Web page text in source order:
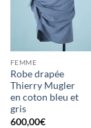
FEMME
Robe drapée
Thierry Mugler
en coton bleu et
gris
600,00€